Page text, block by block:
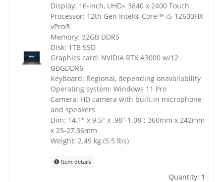
Display: 16-inch, UHD+ 3840 x 2400 Touch
Processor: 12th Gen Intel® Core™ i5-12600HX
vPro®
Memory: 32GB DDR5
Disk: 1TB SSD
Graphics card: NVIDIA RTX A3000 w/12
GBGDDR6
Keyboard: Regional, depending onavailability
Operating system: Windows 11 Pro
Camera: HD camera with built-in microphone
and speakers
Dim: 14.1" x 9.5" x .98”-1.08”; 360mm x 242mm
x 25-27.36mm
Weight: 2.49 kg (5.5 lbs)
Item details
Quantity: 1